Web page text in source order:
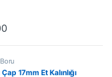
17mm Et Kalınlığı